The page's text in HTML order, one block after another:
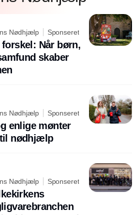
Nødhjælp Sponseret
Når børn,
skaber
Nødhjælp Sponseret
enlige mønter
nødhjælp
Nødhjælp Sponseret